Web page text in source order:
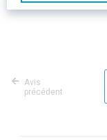
Avis
précédent